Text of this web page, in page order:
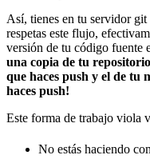
Así, tienes en tu servidor
respetas este flujo,
versión de tu código fuente
una copia de tu
que haces push y el de tu
haces push!
Este forma de trabajo viola
No estás haciendo